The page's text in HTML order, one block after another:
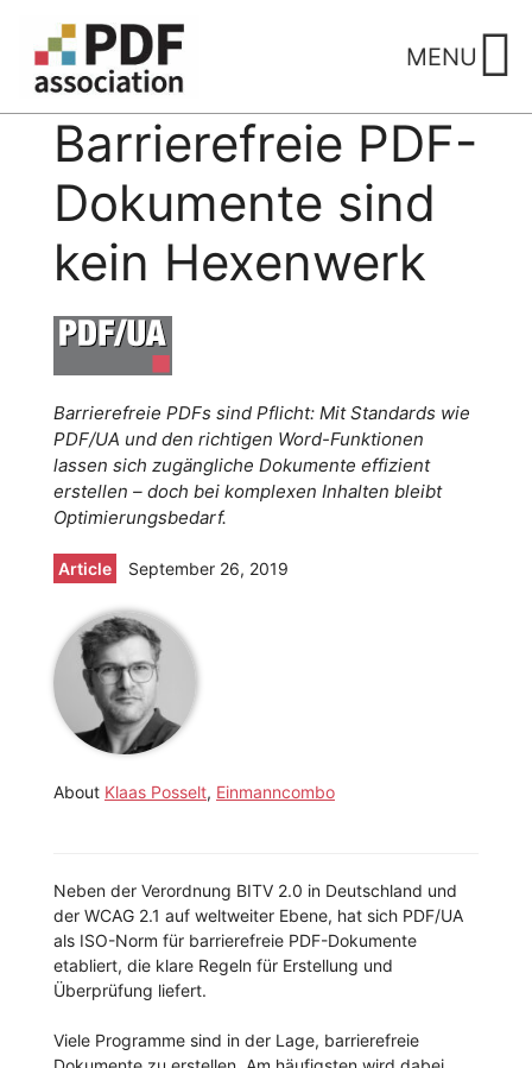
content
MENU
Barrierefreie PDF-
Dokumente sind
kein Hexenwerk
Barrierefreie PDFs sind Pflicht: Mit Standards wie
PDF/UA und den richtigen Word-Funktionen
lassen sich zugängliche Dokumente effizient
erstellen – doch bei komplexen Inhalten bleibt
Optimierungsbedarf.
Article September 26, 2019
About Klaas Posselt, Einmanncombo
Neben der Verordnung BITV 2.0 in Deutschland und
der WCAG 2.1 auf weltweiter Ebene, hat sich PDF/UA
als ISO-Norm für barrierefreie PDF-Dokumente
etabliert, die klare Regeln für Erstellung und
Überprüfung liefert.
Viele Programme sind in der Lage, barrierefreie